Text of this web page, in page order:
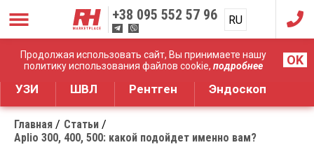
Продолжая использовать сайт, Вы принимаете нашу
политику использования файлов cookie, подробнее OK
+38 095 552 57 96 RU
UA
Дистрибуция медицинского оборудования
УЗИ ШВЛ Рентген Эндоскоп
Главная
Статьи
Aplio 300, 400, 500: какой подойдет именно вам?